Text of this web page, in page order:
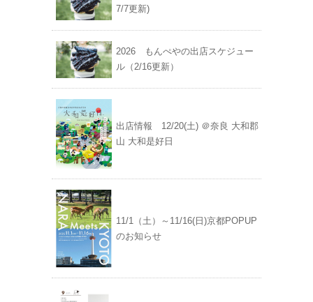
7/7更新)
2026 もんぺやの出店スケジュー
ル（2/16更新）
出店情報 12/20(土) ＠奈良 大和郡
山 大和是好日
11/1（土）～11/16(日)京都POPUP
のお知らせ